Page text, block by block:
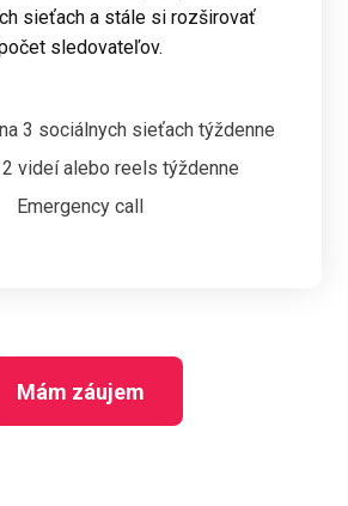
sieťach a stále si rozširovať
sledovateľov.
3 sociálnych sieťach týždenne
videí alebo reels týždenne
Emergency call
Mám záujem